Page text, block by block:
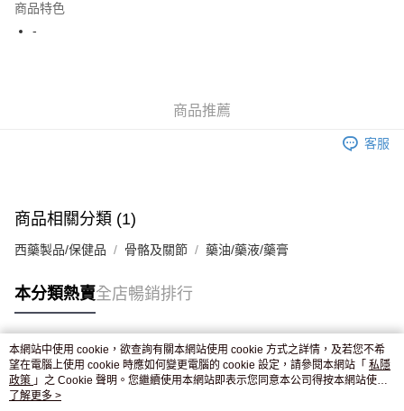
JD京東物流，訂單確認發貨後2-4個工作天送達
商品特色
-
商品推薦
客服
商品相關分類 (1)
西藥製品/保健品 骨骼及關節 藥油/藥液/藥膏
本分類熱賣全店暢銷排行
熱門標籤
熱銷排行
本網站中使用 cookie，欲查詢有關本網站使用 cookie 方式之詳情，及若您不希
望在電腦上使用 cookie 時應如何變更電腦的 cookie 設定，請參閱本網站「 私隱
政策 」之 Cookie 聲明。您繼續使用本網站即表示您同意本公司得按本網站使用
條款之 Cookie 聲明使用 cookie。
了解更多 >